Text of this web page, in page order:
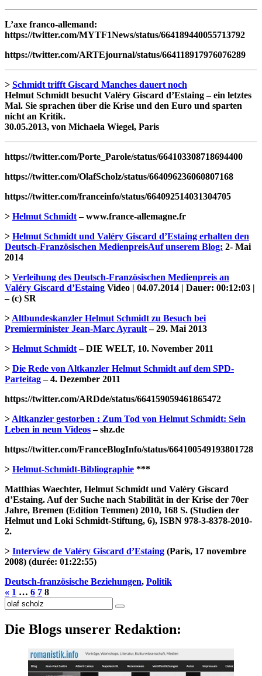
L’axe franco-allemand:
https://twitter.com/MYTF1News/status/664189440055713792
https://twitter.com/ARTEjournal/status/664118917976076289
> Schmidt trifft Giscard Manches dauert noch
Helmut Schmidt besucht Valéry Giscard d’Estaing – ein letztes
Mal. Sie sprachen über die Krise und den Euro und sparten
nicht an Kritik.
30.05.2013, von Michaela Wiegel, Paris
https://twitter.com/Porte_Parole/status/664103308718694400
https://twitter.com/OlafScholz/status/664096236060807168
https://twitter.com/franceinfo/status/664092514031304705
> Helmut Schmidt– www.france-allemagne.fr
> Helmut Schmidt und Valéry Giscard d’Estaing erhalten den
Deutsch-Französischen MedienpreisAuf unserem Blog: 2- Mai
2014
> Verleihung des Deutsch-Französischen Medienpreis an
Valéry Giscard d’Estaing Video | 04.07.2014 | Dauer: 00:12:03 |
– (c) SR
> Altbundeskanzler Helmut Schmidt zu Besuch bei
Premierminister Jean-Marc Ayrault– 29. Mai 2013
> Helmut Schmidt– DIE WELT, 10. November 2011
> Die Rede von Altkanzler Helmut Schmidt auf dem SPD-
Parteitag– 4. Dezember 2011
https://twitter.com/ARDde/status/664159059461865472
> Altkanzler gestorben : Zum Tod von Helmut Schmidt: Sein
Leben in neun Videos– shz.de
https://twitter.com/FranceBlogInfo/status/664100549193801728
> Helmut-Schmidt-Bibliographie ***
Matthias Waechter, Helmut Schmidt und Valéry Giscard
d’Estaing. Auf der Suche nach Stabilität in der Krise der 70er
Jahre, Bremen (Edition Temmen) 2010, 168 S. (Studien der
Helmut und Loki Schmidt-Stiftung, 6), ISBN 978-3-8378-2010-
2.
> Interview de Valéry Giscard d’Estaing (Paris, 17 novembre
2008) (durée: 01:22:55)
Deutsch-französische Beziehungen, Politik
« 1 … 6 7 8
Suche
nach:
Die Blogs unserer Redaktion: